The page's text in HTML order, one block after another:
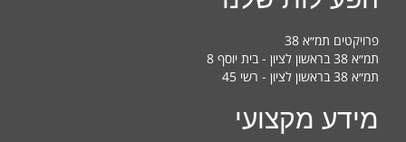
פרויקטים תמ״א 38
תמ״א 38 בראשון לציון - בית יוסף 8
תמ״א 38 בראשון לציון - רשי 45
מידע מקצועי